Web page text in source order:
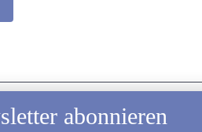
abonnieren